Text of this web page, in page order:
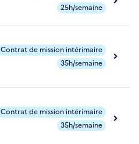
25h/semaine
Contrat de mission intérimaire
35h/semaine
Contrat de mission intérimaire
35h/semaine